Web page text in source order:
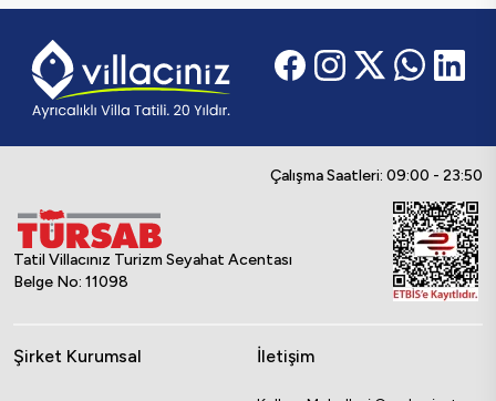
Çalışma Saatleri: 09:00 - 23:50
Tatil Villacınız Turizm Seyahat Acentası
Belge No: 11098
Şirket Kurumsal İletişim